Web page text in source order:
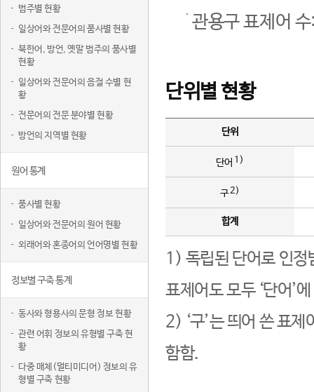
범주별 현황
일상어와 전문어의 품사별 현황
북한어, 방언, 옛말 범주의 품사별
현황
일상어와 전문어의 음절 수별 현
황
전문어의 전문 분야별 현황
방언의 지역별 현황
원어 통계
품사별 현황
일상어와 전문어의 원어 현황
외래어와 혼종어의 언어명별 현황
정보별 구축 통계
동사와 형용사의 문형 정보 현황
관련 어휘 정보의 유형별 구축 현
황
다중 매체(멀티미디어) 정보의 유
형별 구축 현황
관용구 표제어
단위별 현황
단위
단어 1)
구2)
합계
1) 독립된 단어로 인정
표제어도 모두 ‘단어’
2) ‘구’는 띄어 쓴 표
함함.